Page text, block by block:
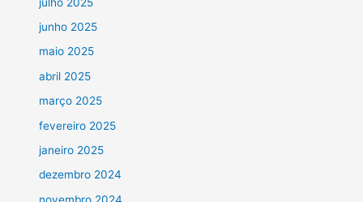
junho 2025
maio 2025
abril 2025
março 2025
fevereiro 2025
janeiro 2025
dezembro 2024